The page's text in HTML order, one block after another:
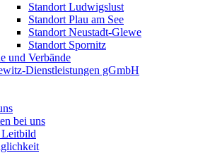
Standort Ludwigslust
Standort Plau am See
Standort Neustadt-Glewe
Standort Spornitz
und Verbände
Dienstleistungen gGmbH
bei uns